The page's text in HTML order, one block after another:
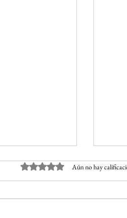
Obtuvo 0 de 5 estrellas.
Aún no hay